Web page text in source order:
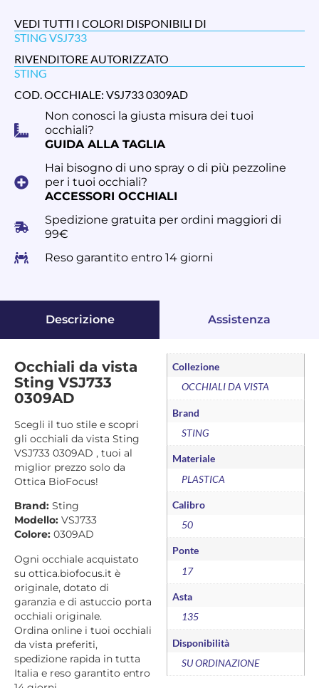
VEDI TUTTI I COLORI DISPONIBILI DI
STING VSJ733
RIVENDITORE AUTORIZZATO
STING
COD. OCCHIALE: VSJ733 0309AD
Non conosci la giusta misura dei tuoi
occhiali?
GUIDA ALLA TAGLIA
Hai bisogno di uno spray o di più pezzoline
per i tuoi occhiali?
ACCESSORI OCCHIALI
Spedizione gratuita per ordini maggiori di
99€
Reso garantito entro 14 giorni
Descrizione Assistenza
Occhiali da vista
Sting VSJ733
0309AD
Scegli il tuo stile e scopri
gli occhiali da vista Sting
VSJ733 0309AD , tuoi al
miglior prezzo solo da
Ottica BioFocus!
Brand: Sting
Modello: VSJ733
Colore: 0309AD
Ogni occhiale acquistato
su ottica.biofocus.it è
originale, dotato di
garanzia e di astuccio porta
occhiali originale.
Ordina online i tuoi occhiali
da vista preferiti,
spedizione rapida in tutta
Italia e reso garantito entro
Collezione
OCCHIALI DA VISTA
Brand
STING
Materiale
PLASTICA
Calibro
50
Ponte
17
Asta
135
Disponibilità
SU ORDINAZIONE